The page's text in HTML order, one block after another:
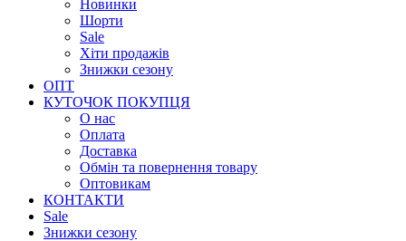
Новинки
Шорти
Sale
Хіти продажів
Знижки сезону
ОПТ
КУТОЧОК ПОКУПЦЯ
О нас
Оплата
Доставка
Обмін та повернення товару
Оптовикам
КОНТАКТИ
Sale
Знижки сезону